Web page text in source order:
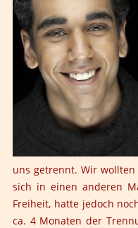
uns getrennt. Wir
sich in einen anderen
Freiheit, hatte jedoch
ca. 4 Monaten der